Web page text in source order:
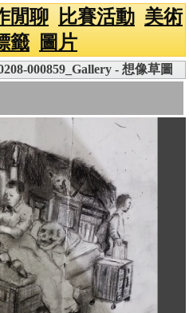
閒聊 比賽活動 美術
籤 圖片
000859_Gallery - 想像草圖